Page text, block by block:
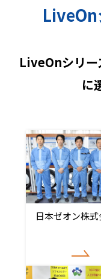
LiveOnシリー
に
日本ゼオン株